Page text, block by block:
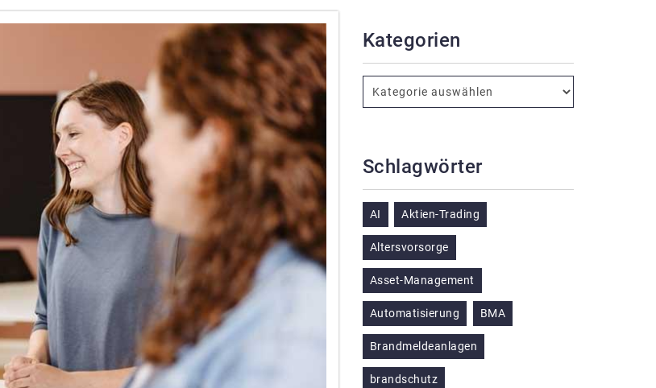
Kategorien
Schlagwörter
AI Aktien-Trading
Altersvorsorge
Asset-Management
Automatisierung BMA
Brandmeldeanlagen
brandschutz